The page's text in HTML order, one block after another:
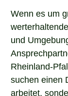
Wenn es um
und
Rheinland-
suchen einen
arbeitet,